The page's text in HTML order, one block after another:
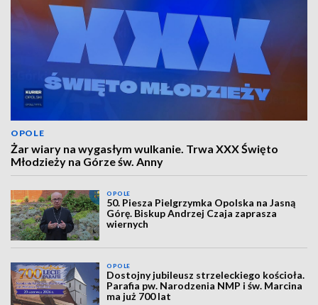
OPOLE
Żar wiary na wygasłym wulkanie. Trwa XXX Święto
Młodzieży na Górze św. Anny
OPOLE
50. Piesza Pielgrzymka Opolska na Jasną
Górę. Biskup Andrzej Czaja zaprasza
wiernych
OPOLE
Dostojny jubileusz strzeleckiego kościoła.
Parafia pw. Narodzenia NMP i św. Marcina
ma już 700 lat